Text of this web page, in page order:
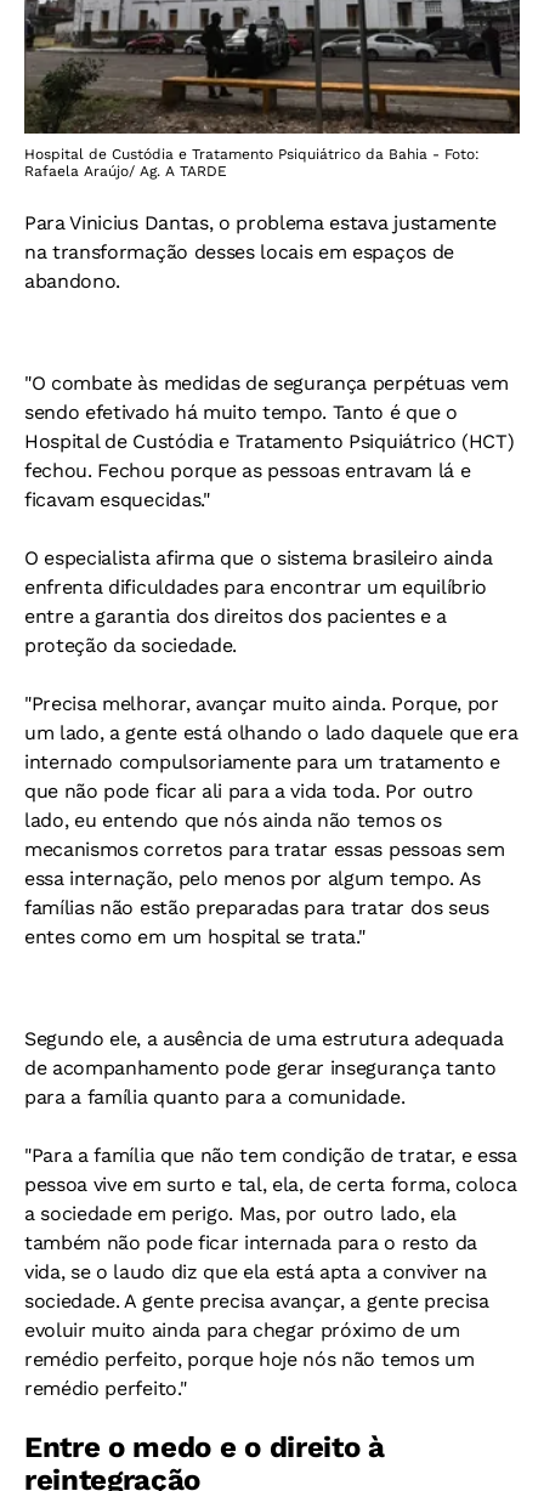
Hospital de Custódia e Tratamento Psiquiátrico da Bahia - Foto:
Rafaela Araújo/ Ag. A TARDE
Para Vinicius Dantas, o problema estava justamente
na transformação desses locais em espaços de
abandono.
"O combate às medidas de segurança perpétuas vem
sendo efetivado há muito tempo. Tanto é que o
Hospital de Custódia e Tratamento Psiquiátrico (HCT)
fechou. Fechou porque as pessoas entravam lá e
ficavam esquecidas."
O especialista afirma que o sistema brasileiro ainda
enfrenta dificuldades para encontrar um equilíbrio
entre a garantia dos direitos dos pacientes e a
proteção da sociedade.
"Precisa melhorar, avançar muito ainda. Porque, por
um lado, a gente está olhando o lado daquele que era
internado compulsoriamente para um tratamento e
que não pode ficar ali para a vida toda. Por outro
lado, eu entendo que nós ainda não temos os
mecanismos corretos para tratar essas pessoas sem
essa internação, pelo menos por algum tempo. As
famílias não estão preparadas para tratar dos seus
entes como em um hospital se trata."
Segundo ele, a ausência de uma estrutura adequada
de acompanhamento pode gerar insegurança tanto
para a família quanto para a comunidade.
"Para a família que não tem condição de tratar, e essa
pessoa vive em surto e tal, ela, de certa forma, coloca
a sociedade em perigo. Mas, por outro lado, ela
também não pode ficar internada para o resto da
vida, se o laudo diz que ela está apta a conviver na
sociedade. A gente precisa avançar, a gente precisa
evoluir muito ainda para chegar próximo de um
remédio perfeito, porque hoje nós não temos um
remédio perfeito."
Entre o medo e o direito à
reintegração